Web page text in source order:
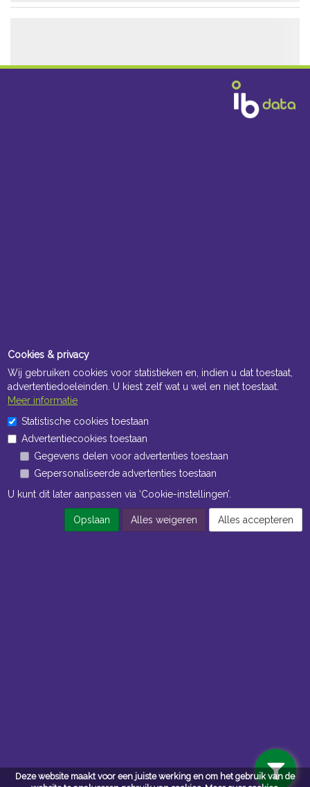
Deze website maakt voor een juiste werking en om het gebruik van de
Privacy
Cookies & privacy
Wij gebruiken cookies voor statistieken en, indien u dat toestaat,
advertentiedoeleinden. U kiest zelf wat u wel en niet toestaat.
Meer informatie
Statistische cookies toestaan
Advertentiecookies toestaan
Gegevens delen voor advertenties toestaan
Gepersonaliseerde advertenties toestaan
U kunt dit later aanpassen via ‘Cookie-instellingen’.
Opslaan Alles weigeren Alles accepteren